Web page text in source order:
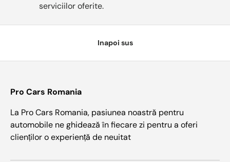
serviciilor oferite.
Inapoi sus
Pro Cars Romania
La Pro Cars Romania, pasiunea noastră pentru
automobile ne ghidează în fiecare zi pentru a oferi
clienților o experiență de neuitat